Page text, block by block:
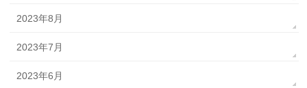
2023年8月
2023年7月
2023年6月